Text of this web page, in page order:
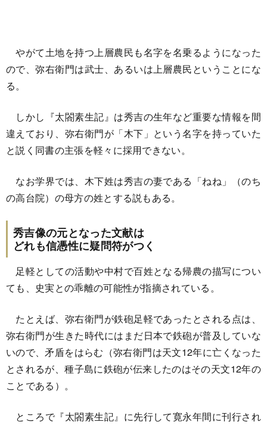
やがて土地を持つ上層農民も名字を名乗るようになった
ので、弥右衛門は武士、あるいは上層農民ということにな
る。
しかし『太閤素生記』は秀吉の生年など重要な情報を間
違えており、弥右衛門が「木下」という名字を持っていた
と説く同書の主張を軽々に採用できない。
なお学界では、木下姓は秀吉の妻である「ねね」（のち
の高台院）の母方の姓とする説もある。
秀吉像の元となった文献は
どれも信憑性に疑問符がつく
足軽としての活動や中村で百姓となる帰農の描写につい
ても、史実との乖離の可能性が指摘されている。
たとえば、弥右衛門が鉄砲足軽であったとされる点は、
弥右衛門が生きた時代にはまだ日本で鉄砲が普及していな
いので、矛盾をはらむ（弥右衛門は天文12年に亡くなった
とされるが、種子島に鉄砲が伝来したのはその天文12年の
ことである）。
ところで『太閤素生記』に先行して寛永年間に刊行され